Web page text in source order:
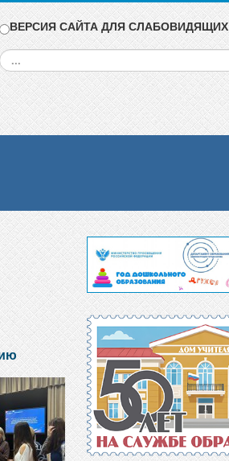
ВЕРСИЯ САЙТА ДЛЯ СЛАБОВИДЯЩИХ
Искать...